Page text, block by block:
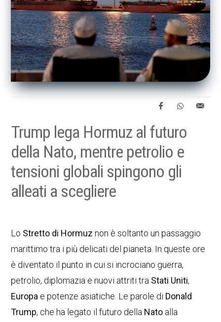
Trump lega Hormuz al futuro
della Nato, mentre petrolio e
tensioni globali spingono gli
alleati a scegliere
Lo Stretto di Hormuz non è soltanto un passaggio
marittimo tra i più delicati del pianeta. In queste ore
è diventato il punto in cui si incrociano guerra,
petrolio, diplomazia e nuovi attriti tra Stati Uniti,
Europa e potenze asiatiche. Le parole di Donald
Trump, che ha legato il futuro della Nato alla